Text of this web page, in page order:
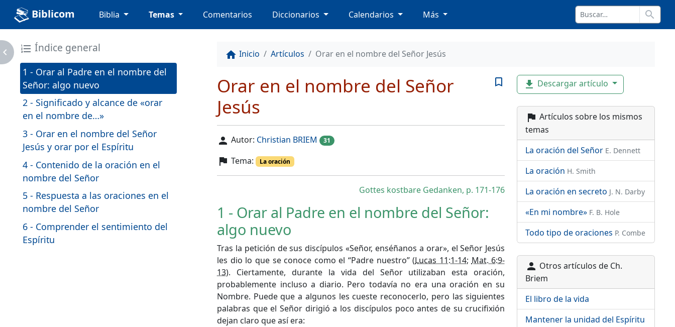
Biblicom Biblia Temas Comentarios Diccionarios Calendarios Más search
format_list_numbered Índice general
1 - Orar al Padre en el nombre del
Señor: algo nuevo
2 - Significado y alcance de «orar
en el nombre de…»
3 - Orar en el nombre del Señor
Jesús y orar por el Espíritu
4 - Contenido de la oración en el
nombre del Señor
5 - Respuesta a las oraciones en el
nombre del Señor
6 - Comprender el sentimiento del
Espíritu
home Inicio Artículos Orar en el nombre del Señor Jesús
bookmark_border
Orar en el nombre del Señor
Jesús
person Autor: Christian BRIEM 31
flag Tema: La oración
Gottes kostbare Gedanken, p. 171-176
1 - Orar al Padre en el nombre del Señor:
algo nuevo
Tras la petición de sus discípulos «Señor, enséñanos a orar», el Señor Jesús
les dio lo que se conoce como el “Padre nuestro” (Lucas 11:1-14; Mat. 6:9-
13). Ciertamente, durante la vida del Señor utilizaban esta oración,
probablemente incluso a diario. Pero todavía no era una oración en su
Nombre. Puede que a algunos les cueste reconocerlo, pero las siguientes
palabras que el Señor dirigió a los discípulos poco antes de su crucifixión
dejan claro que así era:
file_download Descargar artículo
flag Artículos sobre los mismos
temas
La oración del Señor E. Dennett
La oración H. Smith
La oración en secreto J. N. Darby
«En mi nombre» F. B. Hole
Todo tipo de oraciones P. Combe
person Otros artículos de Ch.
Briem
El libro de la vida
Mantener la unidad del Espíritu